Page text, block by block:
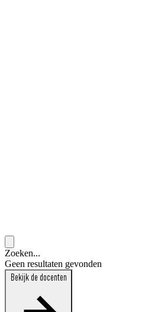
Zoeken...
Geen resultaten gevonden
Bekijk de docenten